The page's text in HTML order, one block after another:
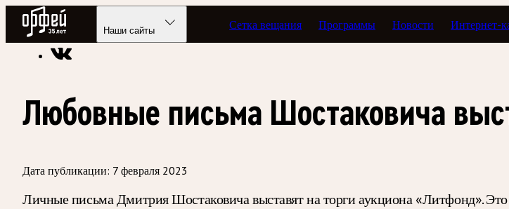
Радио Орфей
Наши сайты Сетка вещания Программы Новости Интернет-
Радио классической музыки «Орфей» Новости
Любовные письма Шостаковича
Дата публикации: 7 февраля 2023
Личные письма Дмитрия Шостаковича выставят на торги аукциона «Литфонд».